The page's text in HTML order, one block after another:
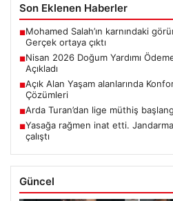
Son Eklenen Haberler
■Mohamed Salah’ın karnındaki
Gerçek ortaya çıktı
■Nisan 2026 Doğum Yardımı
Açıkladı
■Açık Alan Yaşam alanlarında
Çözümleri
■Arda Turan’dan lige müthiş
■Yasağa rağmen inat etti.
çalıştı
Güncel